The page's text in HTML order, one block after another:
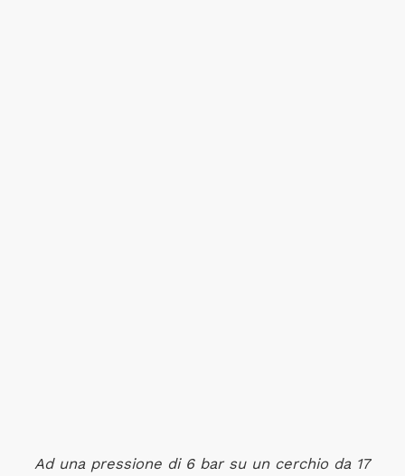
Ad una pressione di 6 bar su un cerchio da 17